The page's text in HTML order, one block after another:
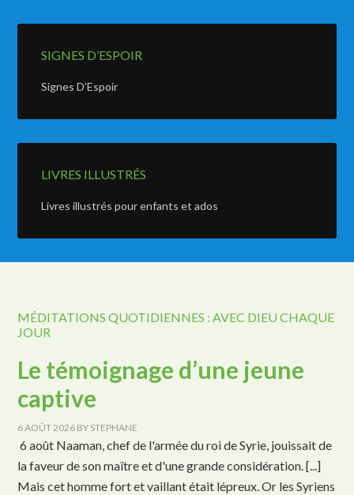
SIGNES D’ESPOIR
Signes D’Espoir
LIVRES ILLUSTRÉS
Livres illustrés pour enfants et ados
MÉDITATIONS QUOTIDIENNES : AVEC DIEU CHAQUE
JOUR
Le témoignage d’une jeune
captive
6 AOÛT 2026 BY STEPHANE
6 août Naaman, chef de l'armée du roi de Syrie, jouissait de
la faveur de son maître et d'une grande considération. [...]
Mais cet homme fort et vaillant était lépreux. Or les Syriens